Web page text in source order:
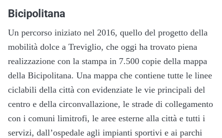
Bicipolitana
Un percorso iniziato nel 2016, quello del progetto della
mobilità dolce a Treviglio, che oggi ha trovato piena
realizzazione con la stampa in 7.500 copie della mappa
della Bicipolitana. Una mappa che contiene tutte le linee
ciclabili della città con evidenziate le vie principali del
centro e della circonvallazione, le strade di collegamento
con i comuni limitrofi, le aree esterne alla città e tutti i
servizi, dall’ospedale agli impianti sportivi e ai parchi